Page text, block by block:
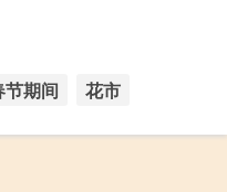
节期间 花市